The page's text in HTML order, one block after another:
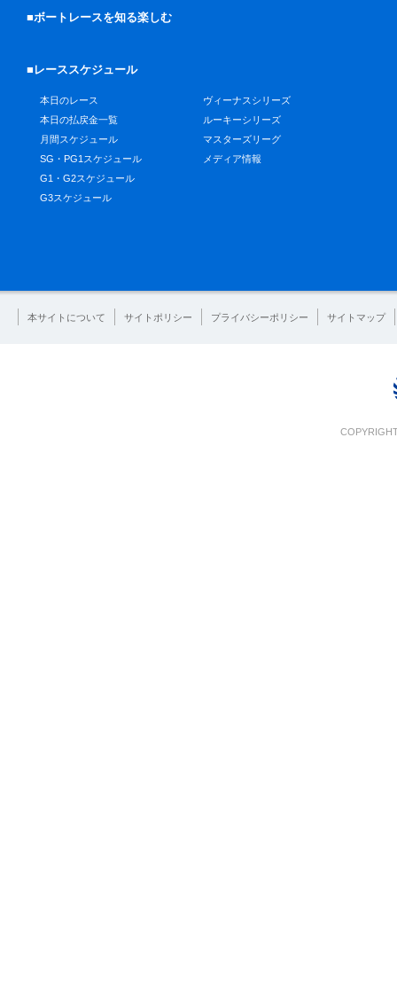
■ボートレースを知る楽しむ
■レーススケジュール
本日のレース
本日の払戻金一覧
月間スケジュール
SG・PG1スケジュール
G1・G2スケジュール
G3スケジュール
ヴィーナスシリーズ
ルーキーシリーズ
マスターズリーグ
メディア情報
本サイトについて サイトポリシー プライバシーポリシー サイトマップ